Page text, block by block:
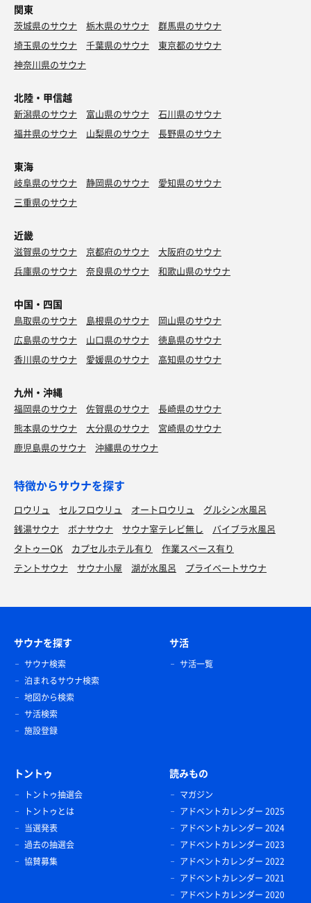
関東
茨城県のサウナ 栃木県のサウナ
群馬県のサウナ
埼玉県のサウナ
千葉県のサウナ
東京都のサウナ
神奈川県のサウナ
北陸・甲信越
新潟県のサウナ 富山県のサウナ
石川県のサウナ
福井県のサウナ
山梨県のサウナ 長野県のサウナ
東海
岐阜県のサウナ 静岡県のサウナ
愛知県のサウナ
三重県のサウナ
近畿
滋賀県のサウナ 京都府のサウナ
大阪府のサウナ
兵庫県のサウナ
奈良県のサウナ 和歌山県のサウナ
中国・四国
鳥取県のサウナ 島根県のサウナ
岡山県のサウナ
広島県のサウナ
山口県のサウナ
徳島県のサウナ
香川県のサウナ
愛媛県のサウナ 高知県のサウナ
九州・沖縄
福岡県のサウナ 佐賀県のサウナ
長崎県のサウナ
熊本県のサウナ
大分県のサウナ
宮崎県のサウナ
鹿児島県のサウナ
沖縄県のサウナ
特徴からサウナを探す
ロウリュ セルフロウリュ オートロウリュ
グルシン水風呂
銭湯サウナ
ボナサウナ サウナ室テレビ無し
バイブラ水風呂
タトゥーOK
カプセルホテル有り
作業スペース有り
テントサウナ
サウナ小屋 湖が水風呂 プライベートサウナ
サウナを探す
サウナ検索
泊まれるサウナ検索
地図から検索
サ活検索
施設登録
サ活
サ活一覧
トントゥ
トントゥ抽選会
トントゥとは
当選発表
過去の抽選会
協賛募集
読みもの
マガジン
アドベントカレンダー 2025
アドベントカレンダー 2024
アドベントカレンダー 2023
アドベントカレンダー 2022
アドベントカレンダー 2021
アドベントカレンダー 2020